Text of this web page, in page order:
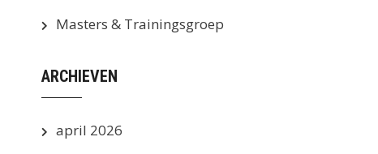
Masters & Trainingsgroep
ARCHIEVEN
april 2026